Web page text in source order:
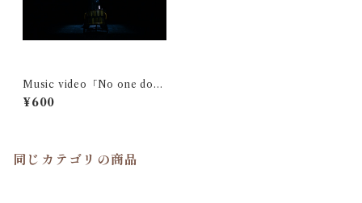
Music video「No one doe
s」固定視点映像 (二階堂萌生)
¥600
同じカテゴリの商品